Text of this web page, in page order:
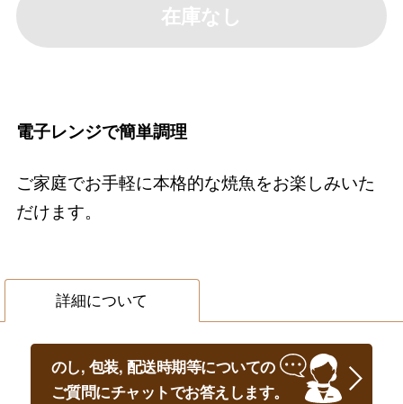
在庫なし
電子レンジで簡単調理
ご家庭でお手軽に本格的な焼魚をお楽しみいた
だけます。
詳細について
のし, 包装, 配送時期等についての
ご質問にチャットでお答えします。